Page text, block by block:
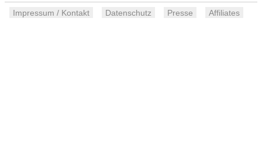
Impressum / Kontakt Datenschutz Presse Affiliates